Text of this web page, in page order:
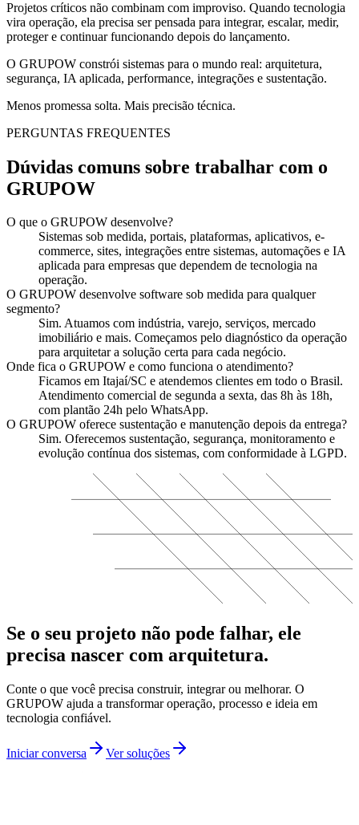
Projetos críticos não combinam com improviso. Quando tecnologia
vira operação, ela precisa ser pensada para integrar, escalar, medir,
proteger e continuar funcionando depois do lançamento.
O GRUPOW constrói sistemas para o mundo real: arquitetura,
segurança, IA aplicada, performance, integrações e sustentação.
Menos promessa solta. Mais precisão técnica.
PERGUNTAS FREQUENTES
Dúvidas comuns sobre trabalhar com o
GRUPOW
O que o GRUPOW desenvolve?
Sistemas sob medida, portais, plataformas, aplicativos, e-
commerce, sites, integrações entre sistemas, automações e IA
aplicada para empresas que dependem de tecnologia na
operação.
O GRUPOW desenvolve software sob medida para qualquer
segmento?
Sim. Atuamos com indústria, varejo, serviços, mercado
imobiliário e mais. Começamos pelo diagnóstico da operação
para arquitetar a solução certa para cada negócio.
Onde fica o GRUPOW e como funciona o atendimento?
Ficamos em Itajaí/SC e atendemos clientes em todo o Brasil.
Atendimento comercial de segunda a sexta, das 8h às 18h,
com plantão 24h pelo WhatsApp.
O GRUPOW oferece sustentação e manutenção depois da entrega?
Sim. Oferecemos sustentação, segurança, monitoramento e
evolução contínua dos sistemas, com conformidade à LGPD.
Se o seu projeto não pode falhar, ele
precisa nascer com arquitetura.
Conte o que você precisa construir, integrar ou melhorar. O
GRUPOW ajuda a transformar operação, processo e ideia em
tecnologia confiável.
Iniciar conversa Ver soluções